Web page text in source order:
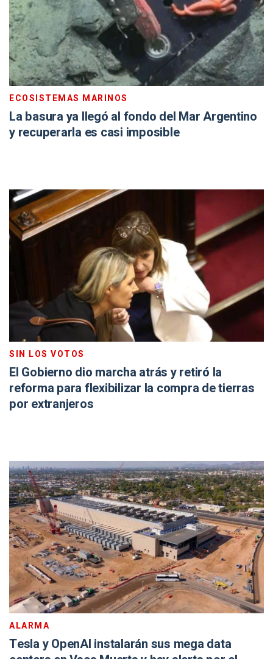
ECOSISTEMAS MARINOS
La basura ya llegó al fondo del Mar Argentino
y recuperarla es casi imposible
SIN LOS VOTOS
El Gobierno dio marcha atrás y retiró la
reforma para flexibilizar la compra de tierras
por extranjeros
ALARMA
Tesla y OpenAI instalarán sus mega data